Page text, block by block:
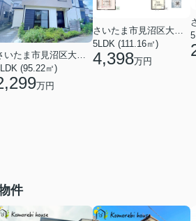
さいたま市見沼区大字南中丸
(95.22㎡)
万円
さいたま市見沼区大字大谷
5LDK (111.16㎡)
4,398万円
件